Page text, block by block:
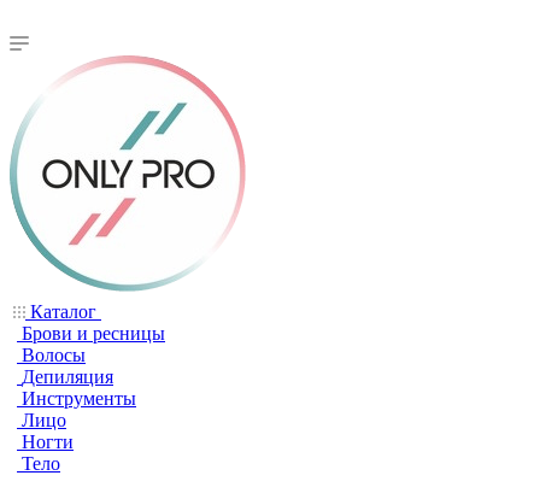
Каталог
Брови и ресницы
Волосы
Депиляция
Инструменты
Лицо
Ногти
Тело